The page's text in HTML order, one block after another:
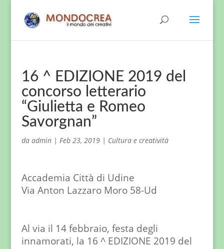
16 ^ EDIZIONE 2019 del
concorso letterario
“Giulietta e Romeo
Savorgnan”
da admin| Feb 23, 2019| Cultura e creatività
Accademia Città di Udine
Via Anton Lazzaro Moro 58-Ud
Al via il 14 febbraio, festa degli
innamorati, la 16 ^ EDIZIONE 2019 del